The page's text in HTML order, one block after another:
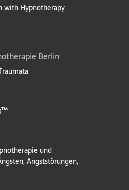
with Hypnotherapy
Berlin
und
Angststörungen,